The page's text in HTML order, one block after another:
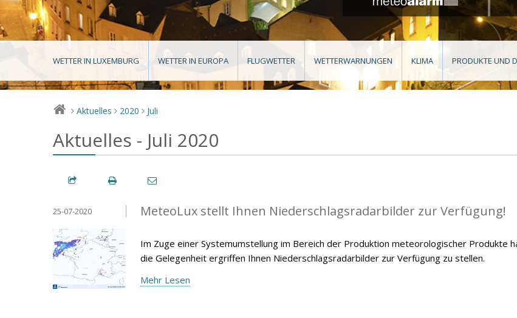
WETTER IN LUXEMBURG WETTER IN EUROPA FLUGWETTER WETTERWARNUNGEN KLIMA PRODUKTE UND
> Aktuelles > 2020 > Juli
Aktuelles - Juli 2020
MeteoLux stellt Ihnen Niederschlagsradarbilder zur Verfügung!
25-07-2020
Im Zuge einer Systemumstellung im Bereich der Produktion meteorologischer Produkte
die Gelegenheit ergriffen Ihnen Niederschlagsradarbilder zur Verfügung zu stellen.
Mehr Lesen